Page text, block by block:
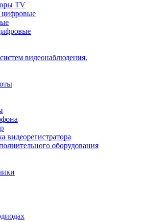
TV
цифровые
видеонаблюдения,
видеорегистратора
оборудования